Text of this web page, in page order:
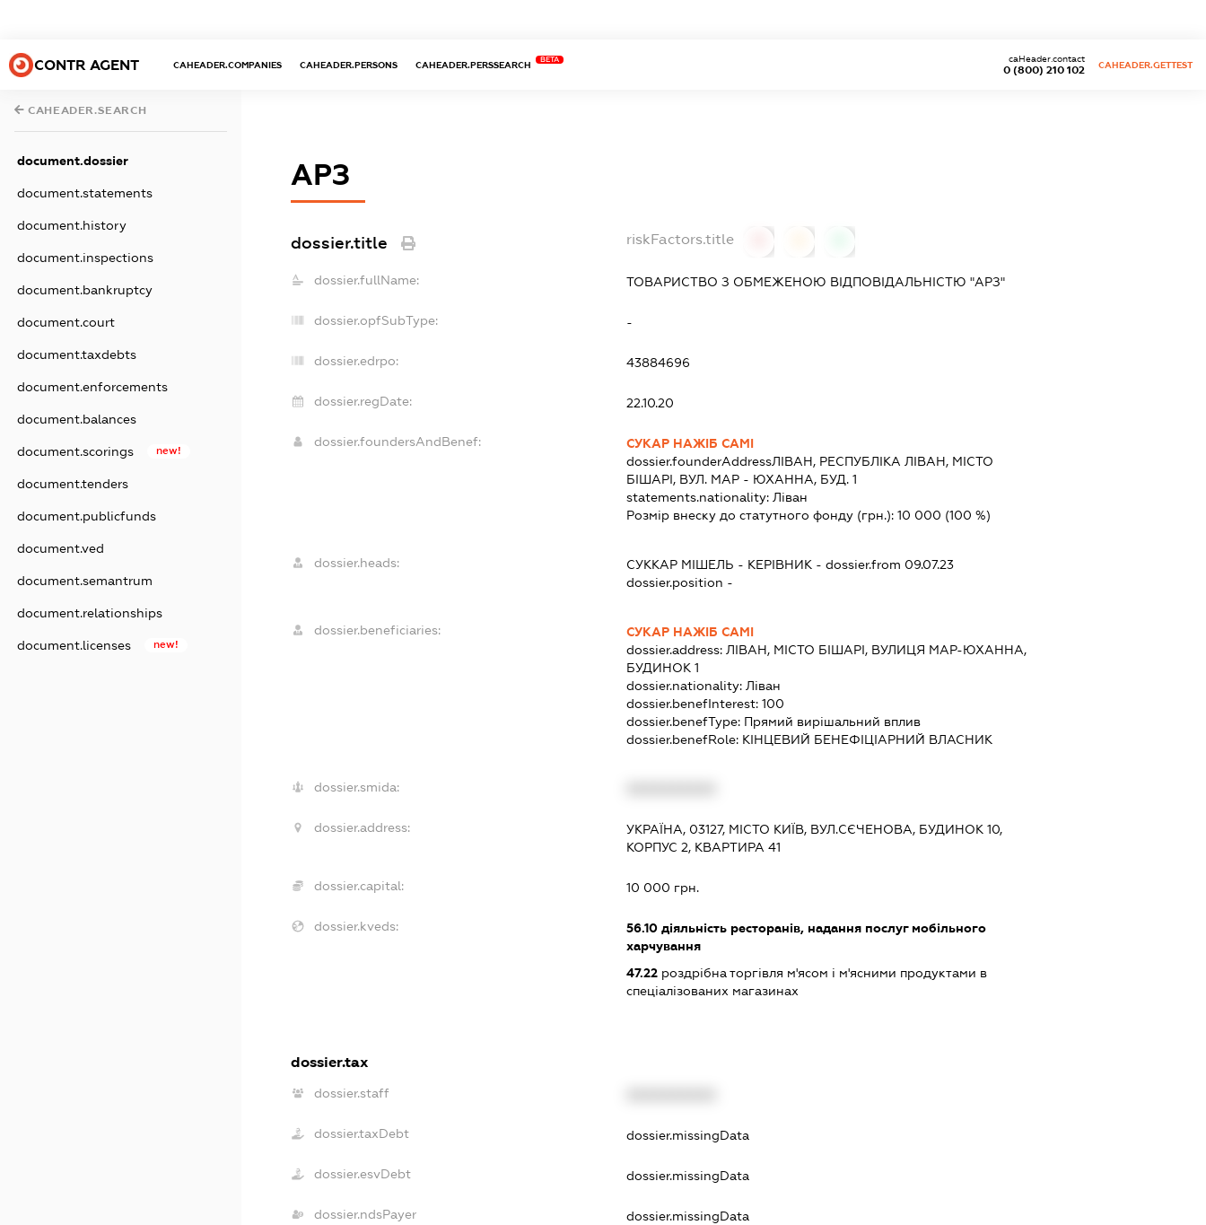
CONTR AGENT CAHEADER.COMPANIES CAHEADER.PERSONS CAHEADER.PERSSEARCH
BETA
0 (800) 210 102
caHeader.contact
CAHEADER.GETTEST
CAHEADER.SEARCH
document.dossier
document.statements
document.history
document.inspections
document.bankruptcy
document.court
document.taxdebts
document.enforcements
document.balances
document.scorings new!
document.tenders
document.publicfunds
document.ved
document.semantrum
document.relationships
document.licenses new!
АРЗ
dossier.title riskFactors.title
dossier.fullName: ТОВАРИСТВО З ОБМЕЖЕНОЮ ВІДПОВІДАЛЬНІСТЮ "АРЗ"
dossier.opfSubType: -
dossier.edrpo: 43884696
dossier.regDate: 22.10.20
dossier.foundersAndBenef:
СУКАР НАЖІБ САМІ
dossier.founderAddressЛІВАН, РЕСПУБЛІКА ЛІВАН, МІСТО
БІШАРІ, ВУЛ. МАР - ЮХАННА, БУД. 1
statements.nationality: Ліван
Розмір внеску до статутного фонду (грн.): 10 000 (100 %)
dossier.heads: СУККАР МІШЕЛЬ - КЕРІВНИК - dossier.from 09.07.23
dossier.position -
dossier.beneficiaries:
СУКАР НАЖІБ САМІ
dossier.address: ЛІВАН, МІСТО БІШАРІ, ВУЛИЦЯ МАР-ЮХАННА,
БУДИНОК 1
dossier.nationality: Ліван
dossier.benefInterest: 100
dossier.benefType: Прямий вирішальний вплив
dossier.benefRole: КІНЦЕВИЙ БЕНЕФІЦІАРНИЙ ВЛАСНИК
dossier.smida:
dossier.address:
УКРАЇНА, 03127, МІСТО КИЇВ, ВУЛ.СЄЧЕНОВА, БУДИНОК 10,
КОРПУС 2, КВАРТИРА 41
dossier.capital: 10 000 грн.
dossier.kveds: 56.10діяльність ресторанів, надання послуг мобільного
харчування
47.22роздрібна торгівля м'ясом і м'ясними продуктами в
спеціалізованих магазинах
dossier.tax
dossier.staff
dossier.taxDebt dossier.missingData
dossier.esvDebt dossier.missingData
dossier.ndsPayer dossier.missingData